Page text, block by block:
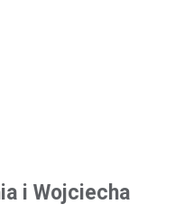
i Wojciecha